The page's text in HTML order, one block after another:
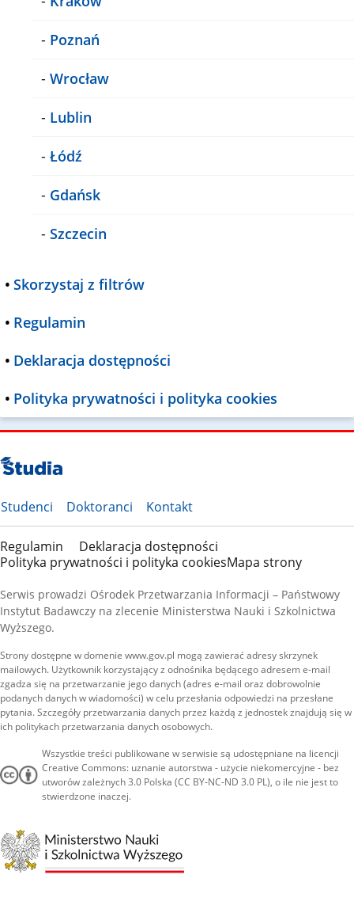
- Poznań
- Wrocław
- Lublin
- Łódź
- Gdańsk
- Szczecin
• Skorzystaj z filtrów
• Regulamin
• Deklaracja dostępności
• Polityka prywatności i polityka cookies
Studenci Doktoranci Kontakt
Regulamin
Deklaracja dostępności
Polityka prywatności i polityka cookiesMapa strony
Serwis prowadzi Ośrodek Przetwarzania Informacji – Państwowy
Instytut Badawczy na zlecenie Ministerstwa Nauki i Szkolnictwa
Wyższego.
Strony dostępne w domenie www.gov.pl mogą zawierać adresy skrzynek
mailowych. Użytkownik korzystający z odnośnika będącego adresem e-mail
zgadza się na przetwarzanie jego danych (adres e-mail oraz dobrowolnie
podanych danych w wiadomości) w celu przesłania odpowiedzi na przesłane
pytania. Szczegóły przetwarzania danych przez każdą z jednostek znajdują się w
ich politykach przetwarzania danych osobowych.
Wszystkie treści publikowane w serwisie są udostępniane na licencji
Creative Commons: uznanie autorstwa - użycie niekomercyjne - bez
utworów zależnych 3.0 Polska (CC BY-NC-ND 3.0 PL), o ile nie jest to
stwierdzone inaczej.